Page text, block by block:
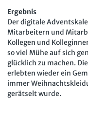
Ergebnis
Der digitale
Mitarbeitern und
Kollegen und
so viel Mühe auf sich
glücklich zu machen.
erlebten wieder ein
immer
gerätselt wurde.